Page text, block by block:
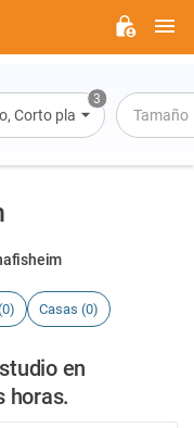
3
Corto plazo, Alquiler por
Tamaño
Casas (0)
en
horas.